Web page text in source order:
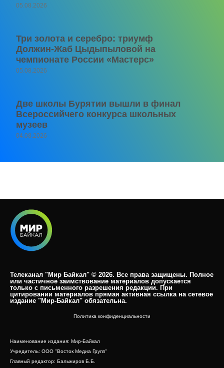
05.08.2026
Три золота и серебро: триумф
Должин‑Жаб Цыдыпыловой на
чемпионате России «Мастерс»
05.08.2026
Две школы Бурятии вышли в финал
Всероссийчего конкурса школьных
музеев
04.08.2026
Телеканал "Мир Байкал" © 2026. Все права защищены. Полное
или частичное заимствование материалов допускается
только с письменного разрешения редакции. При
цитировании материалов прямая активная ссылка на сетевое
издание "Мир-Байкал" обязательна.​
Политика конфиденциальности
Наименование издания: Мир-Байкал
Учредитель: ООО "Восток Медиа Групп"
Главный редактор: Бальжиров Б.Б.